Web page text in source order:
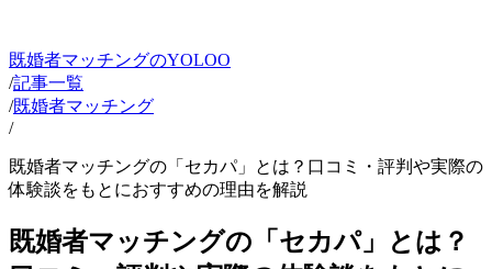
既婚者マッチングのYOLOO
/記事一覧
/既婚者マッチング
/
既婚者マッチングの「セカパ」とは？口コミ・評判や実際の
体験談をもとにおすすめの理由を解説
既婚者マッチングの「セカパ」とは？